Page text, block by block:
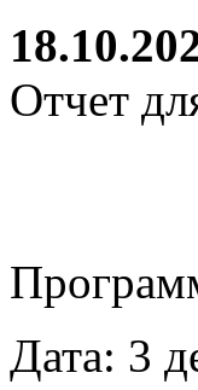
Отчет
Дата: 3